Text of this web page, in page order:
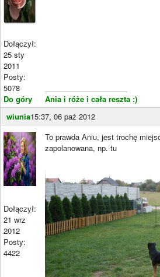
Dołączył:
25 sty
2011
Posty:
5078
Do góry
Ania i róże i cała reszta :)
wiunia15:37, 06 paź 2012
Dołączył:
21 wrz
2012
Posty:
4422
To prawda Aniu, jest trochę
zapolanowana, np. tu